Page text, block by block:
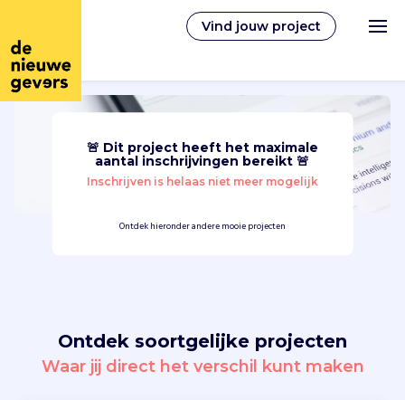
Vind jouw project
Nederlands
Inloggen
🚨 Dit project heeft het maximale
aantal inschrijvingen bereikt 🚨
Inschrijven is helaas niet meer mogelijk
Ontdek hieronder andere mooie projecten
Ontdek soortgelijke projecten
Waar jij direct het verschil kunt maken